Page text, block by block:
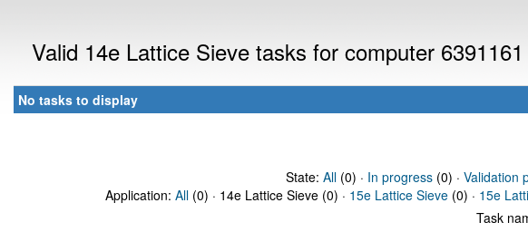
Valid 14e Lattice Sieve tasks for computer 6391161
No tasks to display
State: All(0) · In progress(0) · Validation
Application: All (0) · 14e Lattice Sieve (0) · 15e Lattice Sieve (0) · 15e
Task